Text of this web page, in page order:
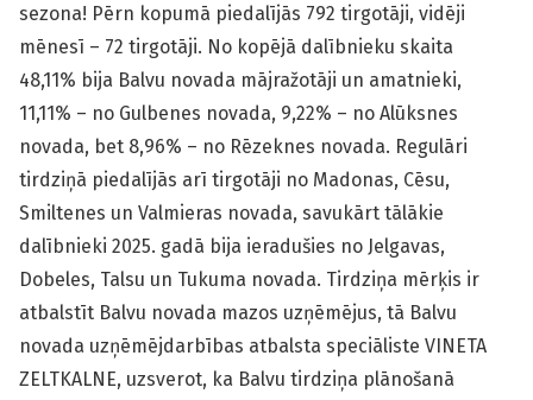
sezona! Pērn kopumā piedalījās 792 tirgotāji, vidēji
mēnesī – 72 tirgotāji. No kopējā dalībnieku skaita
48,11% bija Balvu novada mājražotāji un amatnieki,
11,11% – no Gulbenes novada, 9,22% – no Alūksnes
novada, bet 8,96% – no Rēzeknes novada. Regulāri
tirdziņā piedalījās arī tirgotāji no Madonas, Cēsu,
Smiltenes un Valmieras novada, savukārt tālākie
dalībnieki 2025. gadā bija ieradušies no Jelgavas,
Dobeles, Talsu un Tukuma novada. Tirdziņa mērķis ir
atbalstīt Balvu novada mazos uzņēmējus, tā Balvu
novada uzņēmējdarbības atbalsta speciāliste VINETA
ZELTKALNE, uzsverot, ka Balvu tirdziņa plānošanā